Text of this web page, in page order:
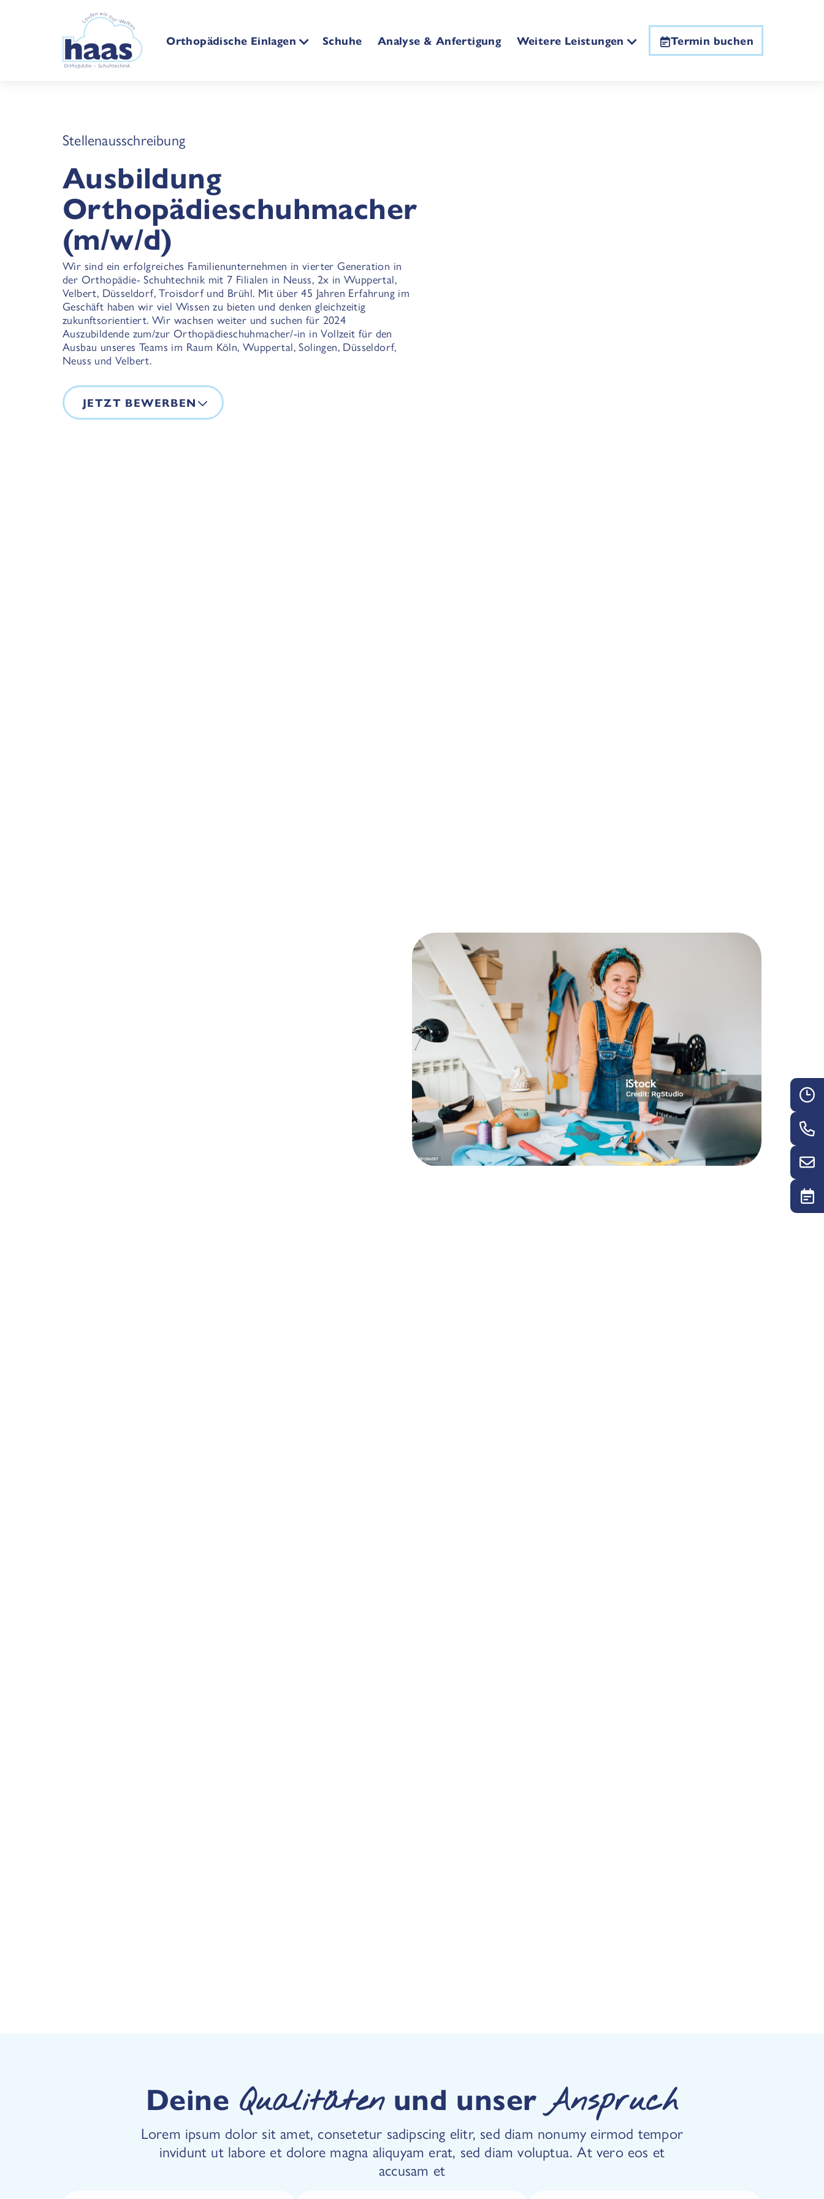
Orthopädische Einlagen Schuhe Analyse & Anfertigung Weitere Leistungen Termin buchen
Stellenausschreibung
Ausbildung
Orthopädieschuhmacher
(m/w/d)
Wir sind ein erfolgreiches Familienunternehmen in vierter Generation in
der Orthopädie- Schuhtechnik mit 7 Filialen in Neuss, 2x in Wuppertal,
Velbert, Düsseldorf, Troisdorf und Brühl. Mit über 45 Jahren Erfahrung im
Geschäft haben wir viel Wissen zu bieten und denken gleichzeitig
zukunftsorientiert. Wir wachsen weiter und suchen für 2024
Auszubildende zum/zur Orthopädieschuhmacher/-in in Vollzeit für den
Ausbau unseres Teams im Raum Köln, Wuppertal, Solingen, Düsseldorf,
Neuss und Velbert.
JETZT BEWERBEN
Deine Qualitätenund unser Anspruch
Lorem ipsum dolor sit amet, consetetur sadipscing elitr, sed diam nonumy eirmod tempor
invidunt ut labore et dolore magna aliquyam erat, sed diam voluptua. At vero eos et
accusam et